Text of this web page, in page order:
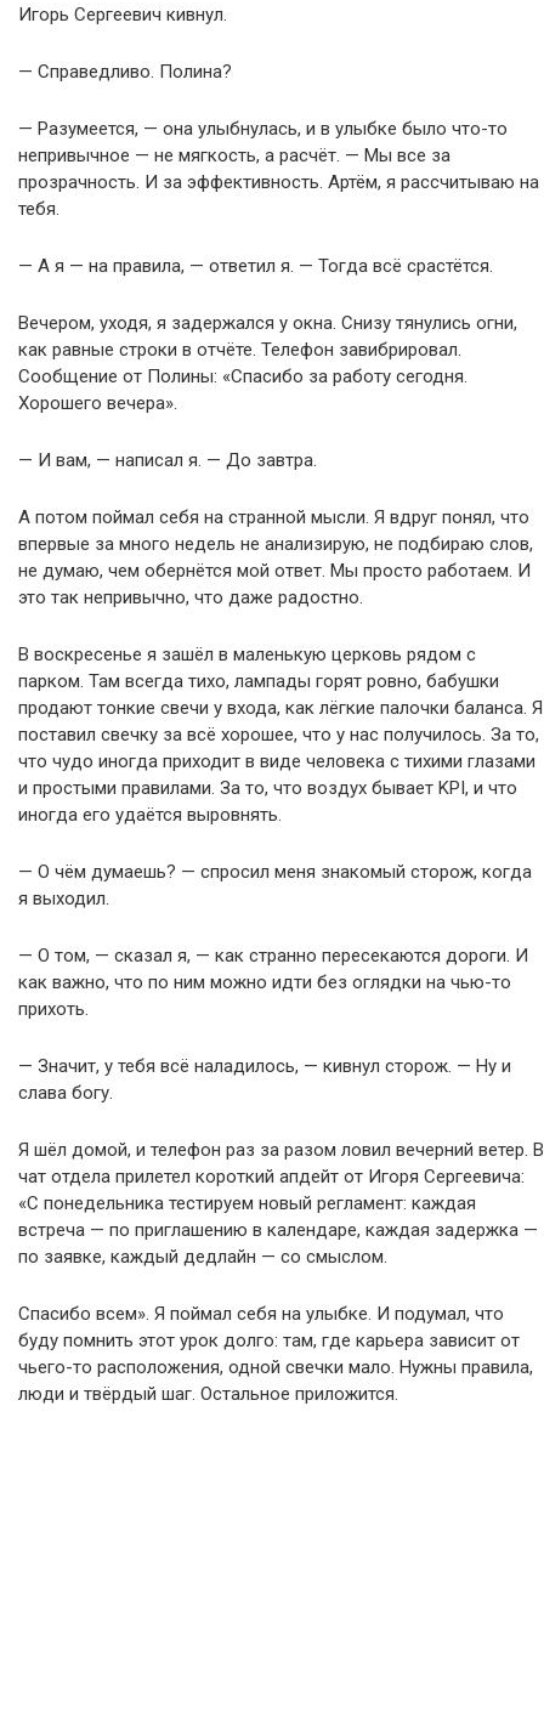
Игорь Сергеевич кивнул.
— Справедливо. Полина?
— Разумеется, — она улыбнулась, и в улыбке было что-то
непривычное — не мягкость, а расчёт. — Мы все за
прозрачность. И за эффективность. Артём, я рассчитываю на
тебя.
— А я — на правила, — ответил я. — Тогда всё срастётся.
Вечером, уходя, я задержался у окна. Снизу тянулись огни,
как равные строки в отчёте. Телефон завибрировал.
Сообщение от Полины: «Спасибо за работу сегодня.
Хорошего вечера».
— И вам, — написал я. — До завтра.
А потом поймал себя на странной мысли. Я вдруг понял, что
впервые за много недель не анализирую, не подбираю слов,
не думаю, чем обернётся мой ответ. Мы просто работаем. И
это так непривычно, что даже радостно.
В воскресенье я зашёл в маленькую церковь рядом с
парком. Там всегда тихо, лампады горят ровно, бабушки
продают тонкие свечи у входа, как лёгкие палочки баланса. Я
поставил свечку за всё хорошее, что у нас получилось. За то,
что чудо иногда приходит в виде человека с тихими глазами
и простыми правилами. За то, что воздух бывает KPI, и что
иногда его удаётся выровнять.
— О чём думаешь? — спросил меня знакомый сторож, когда
я выходил.
— О том, — сказал я, — как странно пересекаются дороги. И
как важно, что по ним можно идти без оглядки на чью-то
прихоть.
— Значит, у тебя всё наладилось, — кивнул сторож. — Ну и
слава богу.
Я шёл домой, и телефон раз за разом ловил вечерний ветер. В
чат отдела прилетел короткий апдейт от Игоря Сергеевича:
«С понедельника тестируем новый регламент: каждая
встреча — по приглашению в календаре, каждая задержка —
по заявке, каждый дедлайн — со смыслом.
Спасибо всем». Я поймал себя на улыбке. И подумал, что
буду помнить этот урок долго: там, где карьера зависит от
чьего-то расположения, одной свечки мало. Нужны правила,
люди и твёрдый шаг. Остальное приложится.